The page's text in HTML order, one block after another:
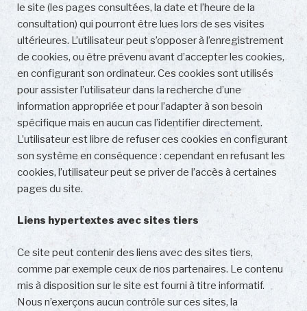
le site (les pages consultées, la date et l’heure de la
consultation) qui pourront être lues lors de ses visites
ultérieures. L’utilisateur peut s’opposer à l’enregistrement
de cookies, ou être prévenu avant d’accepter les cookies,
en configurant son ordinateur. Ces cookies sont utilisés
pour assister l’utilisateur dans la recherche d’une
information appropriée et pour l’adapter à son besoin
spécifique mais en aucun cas l’identifier directement.
L’utilisateur est libre de refuser ces cookies en configurant
son système en conséquence : cependant en refusant les
cookies, l’utilisateur peut se priver de l’accès à certaines
pages du site.
Liens hypertextes avec sites tiers
Ce site peut contenir des liens avec des sites tiers,
comme par exemple ceux de nos partenaires. Le contenu
mis à disposition sur le site est fourni à titre informatif.
Nous n’exerçons aucun contrôle sur ces sites, la